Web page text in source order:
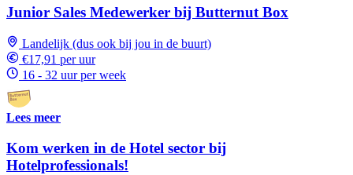
Junior Sales Medewerker bij Butternut Box
Landelijk (dus ook bij jou in de buurt)
€17,91 per uur
16 - 32 uur per week
Lees meer
Kom werken in de Hotel sector bij
Hotelprofessionals!